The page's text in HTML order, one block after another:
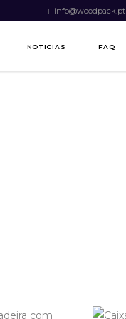
info@woodpack.pt
NOTICIAS FAQ